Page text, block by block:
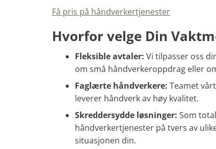
Få pris på håndverkertjenester
Hvorfor velge Din
Fleksible avtaler: Vi tilpasser oss
om små håndverkeroppdrag eller
Faglærte håndverkere: Teamet
leverer håndverk av høy kvalitet.
Skreddersydde løsninger: Som
håndverkertjenester på tvers av
situasjonen din.